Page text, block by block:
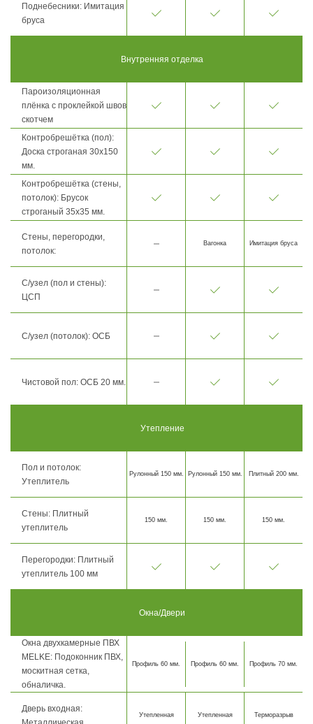
Поднебесники: Имитация
бруса
Внутренняя отделка
Пароизоляционная
плёнка с проклейкой швов
скотчем
Контробрешётка (пол):
Доска строганая 30х150
мм.
Контробрешётка (стены,
потолок): Брусок
строганый 35х35 мм.
Стены, перегородки,
потолок:
Вагонка Имитация бруса
С/узел (пол и стены):
ЦСП
С/узел (потолок): ОСБ
Чистовой пол: ОСБ 20 мм.
Утепление
Пол и потолок:
Утеплитель
Рулонный 150 мм. Рулонный 150 мм. Плитный 200 мм.
Стены: Плитный
утеплитель
150 мм. 150 мм. 150 мм.
Перегородки: Плитный
утеплитель 100 мм
Окна/Двери
Окна двухкамерные ПВХ
MELKE: Подоконник ПВХ,
москитная сетка,
обналичка.
Профиль 60 мм. Профиль 60 мм. Профиль 70 мм.
Дверь входная:
Утепленная Утепленная Терморазрыв